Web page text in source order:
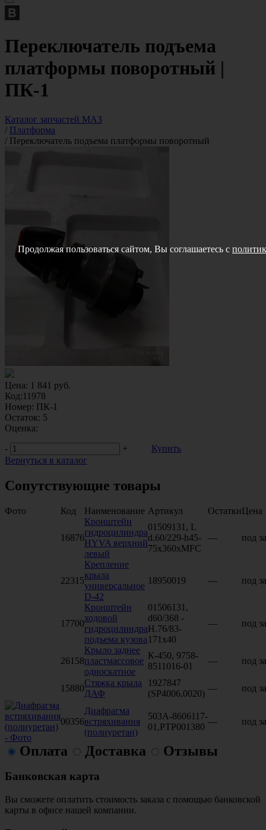
Переключатель подъема
платформы поворотный |
ПК-1
Каталог запчастей МАЗ
/ Платформа
/ Переключатель подъема платформы поворотный
Цена: 1 841 руб.
Код:11978
Номер: ПК-1
Остаток: 5
Оценка:
-
+
Купить
Вернуться в каталог
Сопутствующие товары
Фото Код Наименование Артикул ОстаткиЦена
16876
Кронштейн
гидроцилиндра
HYVA верхний
левый
01509131, L
d.60/229-h45-
75x360xMFC
— под
22315
Крепление
крыла
универсальное
D-42
18950019 — под
17700
Кронштейн
ходовой
гидроцилиндра
подъема кузова
01506131,
d60/368 -
H.76/83-
171х40
— под
26158
Крыло заднее
пластмассовое
односкатное
К-450, 9758-
8511016-01
— под
15880
Стяжка крыла
ДАФ
1927847
(SP4006.0020)
— под
00356
Диафрагма
встряхивания
(полиуретан)
503А-8606117-
01,PTP001380
— под
Оплата Доставка Отзывы
Банковская карта
Вы сможете оплатить стоимость заказа с помощью банковской
карты в офисе нашей компании.
Продолжая пользоваться сайтом, Вы соглашаетесь с